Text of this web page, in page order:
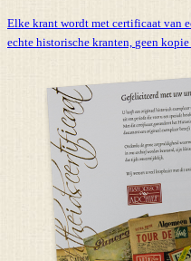
Elke krant wordt met certificaat van
echte historische kranten, geen